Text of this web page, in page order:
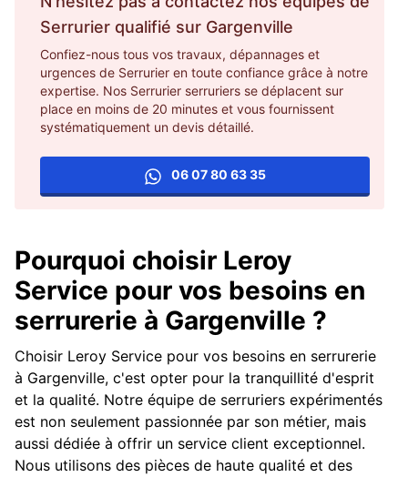
Serrurier qualifié sur Gargenville
Confiez-nous tous vos travaux, dépannages et
urgences de Serrurier en toute confiance grâce à notre
expertise. Nos Serrurier serruriers se déplacent sur
place en moins de 20 minutes et vous fournissent
systématiquement un devis détaillé.
06 07 80 63 35
Pourquoi choisir Leroy
Service pour vos besoins en
serrurerie à Gargenville ?
Choisir Leroy Service pour vos besoins en serrurerie
à Gargenville, c'est opter pour la tranquillité d'esprit
et la qualité. Notre équipe de serruriers expérimentés
est non seulement passionnée par son métier, mais
aussi dédiée à offrir un service client exceptionnel.
Nous utilisons des pièces de haute qualité et des